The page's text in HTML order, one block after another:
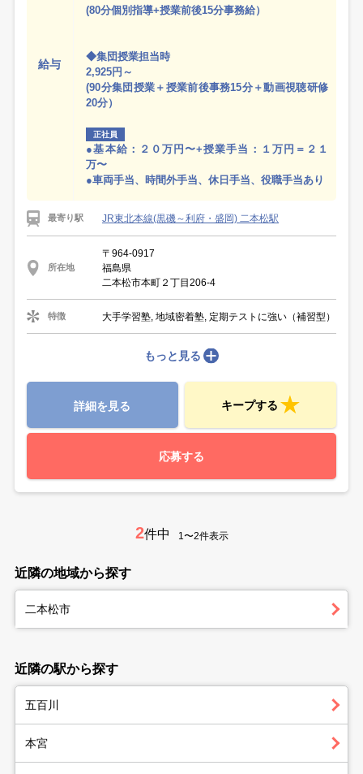
給与
(80分個別指導+授業前後15分事務給）
◆集団授業担当時
2,925円～
(90分集団授業＋授業前後事務15分＋動画視聴研修
20分）
正社員
●基本給：２０万円〜+授業手当：１万円＝２１
万〜
●車両手当、時間外手当、休日手当、役職手当あり
最寄り駅 JR東北本線(黒磯～利府・盛岡) 二本松駅
所在地
〒964-0917
福島県
二本松市本町２丁目206-4
特徴 大手学習塾, 地域密着塾, 定期テストに強い（補習型）
もっと見る
詳細を見る キープする
応募する
2件中 1〜2件表示
近隣の地域から探す
二本松市
近隣の駅から探す
五百川
本宮